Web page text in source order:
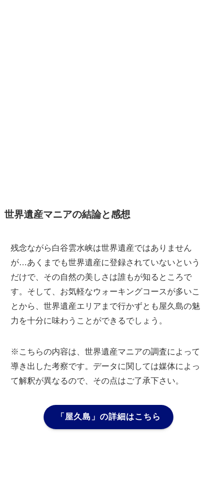
世界遺産マニアの結論と感想
残念ながら白谷雲水峡は世界遺産ではありません
が…あくまでも世界遺産に登録されていないという
だけで、その自然の美しさは誰もが知るところで
す。そして、お気軽なウォーキングコースが多いこ
とから、世界遺産エリアまで行かずとも屋久島の魅
力を十分に味わうことができるでしょう。
※こちらの内容は、世界遺産マニアの調査によって
導き出した考察です。データに関しては媒体によっ
て解釈が異なるので、その点はご了承下さい。
「屋久島」 の詳細はこちら